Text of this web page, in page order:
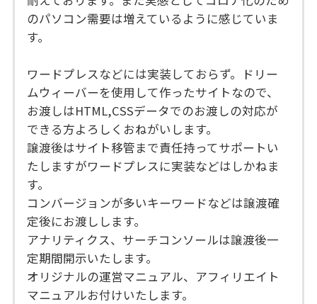
のパソコン需要は増えているように感じていま
す。
ワードプレスなどには実装しておらず。ドリー
ムウィーバーを使用して作ったサイトなので、
お渡しはHTML,CSSデータでのお渡しの対応が
できる方よろしくおねがいします。
譲渡後はサイト移管まで責任持ってサポートい
たしますがワードプレスに実装などはしかねま
す。
コンバージョンが多いキーワードなどは譲渡確
定後にお渡しします。
アナリティクス、サーチコンソールは譲渡後一
定期間開示いたします。
オリジナルの運営マニュアル、アフィリエイト
マニュアルお付けいたします。